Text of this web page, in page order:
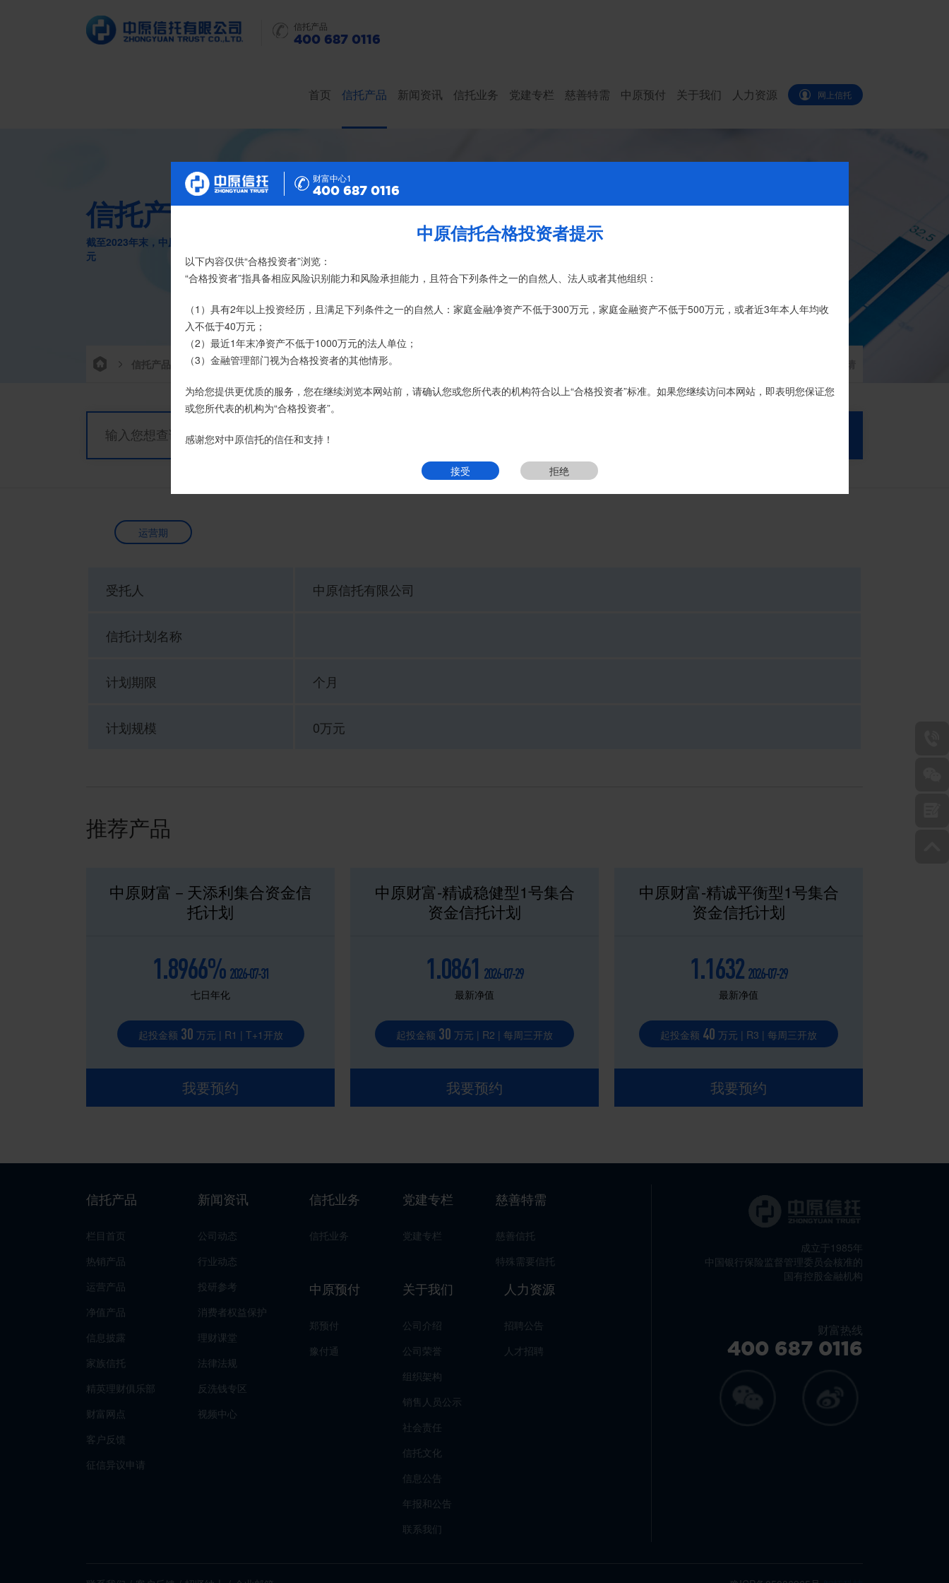
信托产品
400 687 0116
首页 信托产品 新闻资讯 信托业务 党建专栏 慈善特需 中原预付 关于我们 人力资源 网上信托
信托产品
截至2023年末，中原信托累计管理信托财产16088亿元，按时足额交付到期信托财产12104亿
元
信托产品 热销产品 栏目首页 热销产品 运营产品
运营期
受托人 中原信托有限公司
信托计划名称
计划期限 个月
计划规模 0万元
推荐产品
中原财富－天添利集合资金信
托计划
1.8966% 2026-07-31
七日年化
起投金额 30 万元 | R1 | T+1开放
我要预约
中原财富-精诚稳健型1号集合
资金信托计划
1.0861 2026-07-29
最新净值
起投金额 30 万元 | R2 | 每周三开放
我要预约
中原财富-精诚平衡型1号集合
资金信托计划
1.1632 2026-07-29
最新净值
起投金额 40 万元 | R3 | 每周三开放
我要预约
信托产品
栏目首页
热销产品
运营产品
净值产品
信息披露
家族信托
精英理财俱乐部
财富网点
客户反馈
征信异议申请
新闻资讯
公司动态
行业动态
投研参考
消费者权益保护
理财课堂
法律法规
反洗钱专区
视频中心
信托业务
信托业务
党建专栏
党建专栏
慈善特需
慈善信托
特殊需要信托
中原预付
郑预付
豫付通
关于我们
公司介绍
公司荣誉
组织架构
销售人员公示
社会责任
信托文化
信息公告
年报和公告
联系我们
人力资源
招聘公告
人才招聘
成立于1985年
中国银行保险监督管理委员会核准的
国有控股金融机构
财富热线
400 687 0116
财富中心2
400 687 0116
特别提示
尊敬的投资者：
合格投资者认证、风险测评、录音录像及电子合同签署应由投资者本人亲自操作完成，不得由他人代办。
我司信托产品账户均以我司名义开立，所有认购信托产品的资金应根据信托合同约定转入我司信托产品的银行专用账户。投资者认购我司信托产品
时，请注意不要向任何非我司账户转账、支付现金。
如有疑问，请联系您的专属客户经理或咨询我司客服电话400-6870116。
接受 拒绝
财富中心1
400 687 0116
中原信托合格投资者提示
以下内容仅供“合格投资者”浏览：
“合格投资者”指具备相应风险识别能力和风险承担能力，且符合下列条件之一的自然人、法人或者其他组织：
（1）具有2年以上投资经历，且满足下列条件之一的自然人：家庭金融净资产不低于300万元，家庭金融资产不低于500万元，或者近3年本人年均收
入不低于40万元；
（2）最近1年末净资产不低于1000万元的法人单位；
（3）金融管理部门视为合格投资者的其他情形。
为给您提供更优质的服务，您在继续浏览本网站前，请确认您或您所代表的机构符合以上“合格投资者”标准。如果您继续访问本网站，即表明您保证您
或您所代表的机构为“合格投资者”。
感谢您对中原信托的信任和支持！
接受 拒绝